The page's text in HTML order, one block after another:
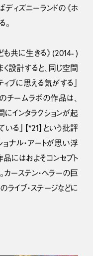
ィズニーランドの《ホ
。
も共に生きる》(2014- )
く設計すると、同じ空間
ブに思える気がする」
チームラボの作品は、
インタラクションが起
る」【*21】という批評
ナル・アートが思い浮
品にはおよそコンセプト
ーステン・ヘラーの巨
ライブ・ステージなどに